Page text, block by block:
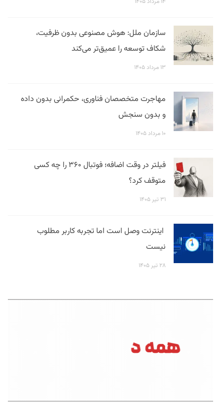
سازمان ملل: هوش مصنوعی بدون ظرفیت،
شکاف توسعه را عمیق‌تر می‌کند
۱۳ مرداد ۱۴۰۵
مهاجرت متخصصان فناوری، حکمرانی بدون داده
و بدون سنجش
۱۰ مرداد ۱۴۰۵
فیلتر در وقت اضافه؛ فوتبال ۳۶۰ را چه کسی
متوقف کرد؟
۳۱ تیر ۱۴۰۵
اینترنت وصل است اما تجربه کاربر مطلوب
نیست
۲۸ تیر ۱۴۰۵